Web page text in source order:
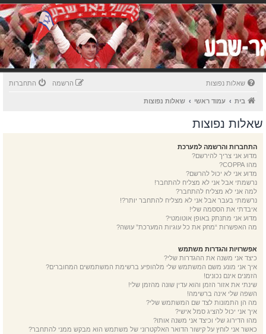
שאלות נפוצות התחברות הרשמה
בית עמוד ראשי שאלות נפוצות
שאלות נפוצות
התחברות והרשמה למערכת
מדוע אני צריך להירשם?
מהו COPPA?
מדוע אני לא יכול להרשם?
נרשמתי אבל אני לא מצליח להתחבר!
למה אני לא מצליח להתחבר?
נרשמתי בעבר אבל אני לא מצליח להתחבר יותר?!
איבדתי את הססמה שלי!
מדוע אני מתנתק באופן אוטומטי?
מה האפשרות “מחק את כל עוגיות המערכת” עושה?
אפשרויות והגדרות משתמש
כיצד אני משנה את ההגדרות שלי?
איך אני מונע משם המשתמש שלי מלהופיע ברשימת המשתמשים המחוברים?
הזמנים אינם נכונים!
שינתי את אזור הזמן והוא עדין שונה מהזמן שלי!
השפה שלי אינה ברשימה!
מה הן התמונות לצד שם המשתמש שלי?
איך אני יכול להציג סמל אישי?
מהו הדירוג שלי וכיצד אני משנה אותו?
כאשר אני לוחץ על קישור הדואר האלקטרוני של משתמש הוא מבקש ממני להתחבר?